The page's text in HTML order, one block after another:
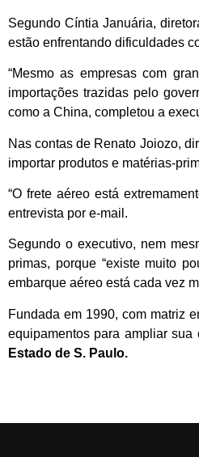
Segundo Cíntia Januária,
estão enfrentando dificuldades
“Mesmo as empresas com
importações trazidas pelo
como a China, completou a
Nas contas de Renato Joiozo,
importar produtos e matérias-
“O frete aéreo está
entrevista por e-mail.
Segundo o executivo, nem
primas, porque “existe muito
embarque aéreo está cada vez
Fundada em 1990, com matriz
equipamentos para ampliar
Estado de S. Paulo.